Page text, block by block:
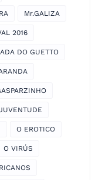
Mr.GALIZA
2016
DO GUETTO
O EROTICO
O VIRÚS